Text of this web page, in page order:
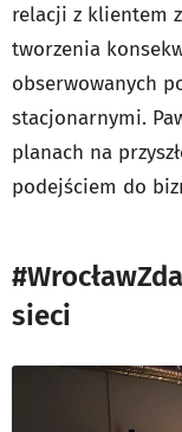
relacji z klientem
tworzenia
obserwowanych
stacjonarnymi.
planach na
podejściem do
sieci